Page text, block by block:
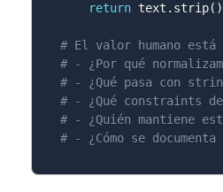
return text . strip( )
# El valor humano está
# - ¿Por qué
# - ¿Qué pasa con
# - ¿Qué constraints
# - ¿Quién mantiene
# - ¿Cómo se